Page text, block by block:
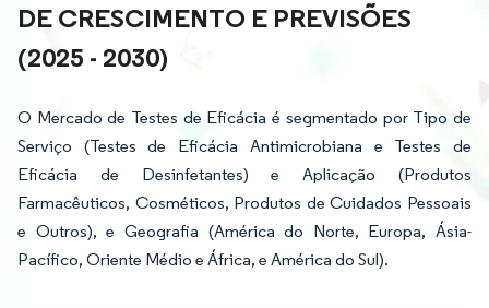
DE CRESCIMENTO E PREVISÕES
(2025 - 2030)
O Mercado de Testes de Eficácia é segmentado por Tipo de
Serviço (Testes de Eficácia Antimicrobiana e Testes de
Eficácia de Desinfetantes) e Aplicação (Produtos
Farmacêuticos, Cosméticos, Produtos de Cuidados Pessoais
e Outros), e Geografia (América do Norte, Europa, Ásia-
Pacífico, Oriente Médio e África, e América do Sul).